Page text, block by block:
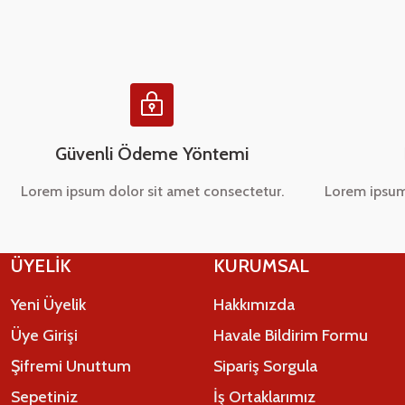
Bu ürüne benzer farklı alternatifler olmalı.
Güvenli Ödeme Yöntemi
Lorem ipsum dolor sit amet consectetur. Lorem
ÜYELİK
Yeni Üyelik
Üye Girişi
Şifremi Unuttum
Sepetiniz
KURUMSAL
Hakkımızda
Havale Bildirim Formu
Sipariş Sorgula
İş Ortaklarımız